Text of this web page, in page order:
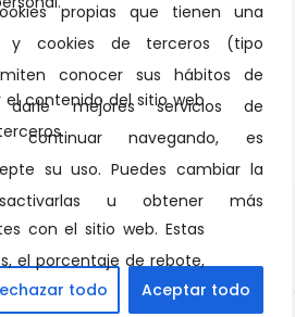
propias que tienen una
y cookies de terceros (tipo
conocer sus hábitos de
darle mejores servicios de
continuar navegando, es
su uso. Puedes cambiar la
u obtener más
todo Aceptar todo
© 2026. Todos